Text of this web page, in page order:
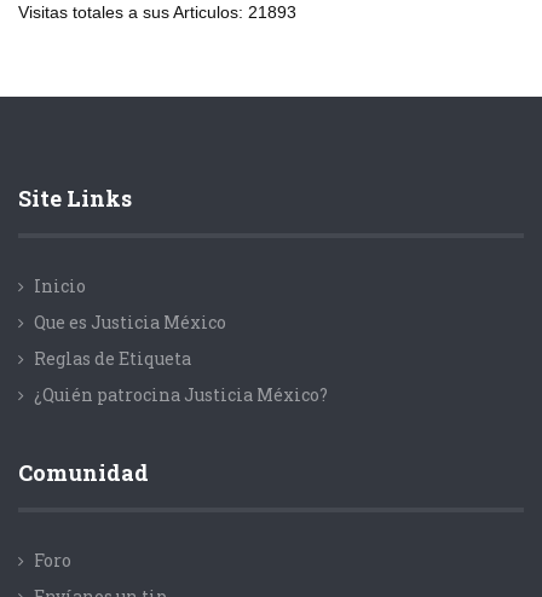
Visitas totales a sus Articulos: 21893
Site Links
Inicio
Que es Justicia México
Reglas de Etiqueta
¿Quién patrocina Justicia México?
Comunidad
Foro